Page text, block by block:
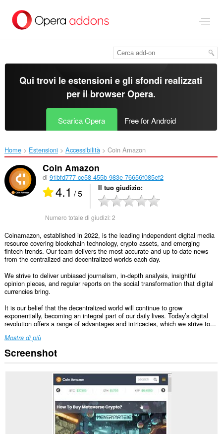
contenuto
Qui trovi le estensioni e gli sfondi realizzati
per il browser Opera.
Scarica Opera Free for Android
Home Estensioni Accessibilità Coin Amazon‎
Coin Amazon
di 91bfd777-ce58-455b-983e-76656f085ef2
4.1 / 5 Il tuo giudizio
Numero totale di giudizi:2
Coinamazon, established in 2022, is the leading independent digital media
resource covering blockchain technology, crypto assets, and emerging
fintech trends. Our team delivers the most accurate and up-to-date news
from the centralized and decentralized worlds each day.
We strive to deliver unbiased journalism, in-depth analysis, insightful
opinion pieces, and regular reports on the social transformation that digital
currencies bring.
It is our belief that the decentralized world will continue to grow
exponentially, becoming an integral part of our daily lives. Today’s digital
revolution offers a range of advantages and intricacies, which we strive to...
Mostra di più
Screenshot